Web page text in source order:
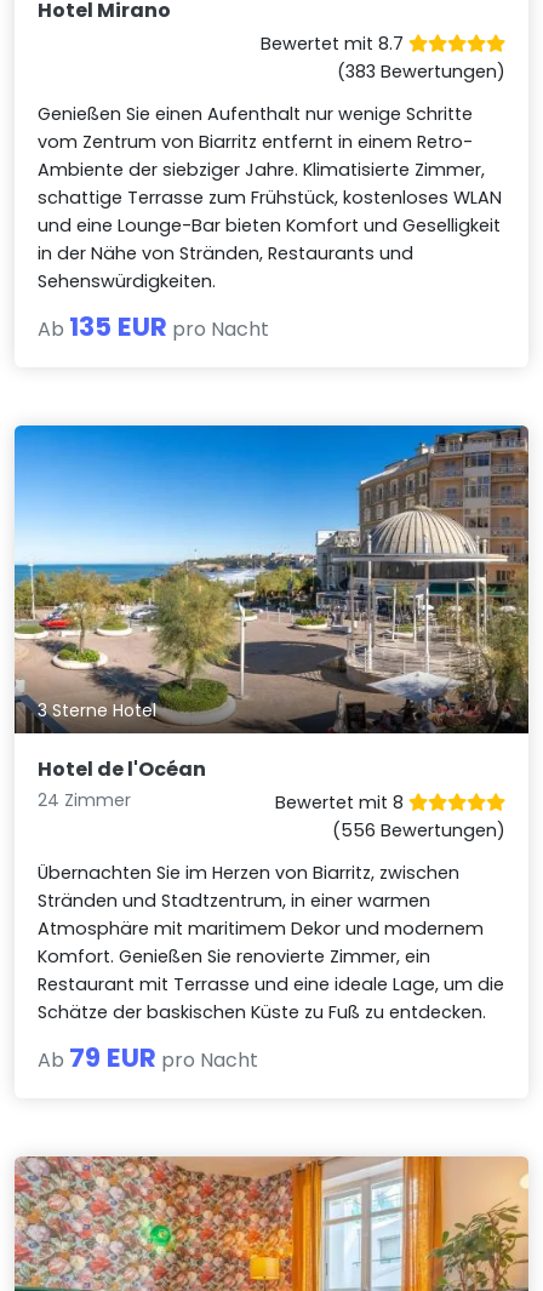
Hotel Mirano
Bewertet mit 8.7
(383 Bewertungen)
Genießen Sie einen Aufenthalt nur wenige Schritte
vom Zentrum von Biarritz entfernt in einem Retro-
Ambiente der siebziger Jahre. Klimatisierte Zimmer,
schattige Terrasse zum Frühstück, kostenloses WLAN
und eine Lounge-Bar bieten Komfort und Geselligkeit
in der Nähe von Stränden, Restaurants und
Sehenswürdigkeiten.
Ab 135 EUR pro Nacht
3 Sterne Hotel
Hotel de l'Océan
24 Zimmer
Bewertet mit 8
(556 Bewertungen)
Übernachten Sie im Herzen von Biarritz, zwischen
Stränden und Stadtzentrum, in einer warmen
Atmosphäre mit maritimem Dekor und modernem
Komfort. Genießen Sie renovierte Zimmer, ein
Restaurant mit Terrasse und eine ideale Lage, um die
Schätze der baskischen Küste zu Fuß zu entdecken.
Ab 79 EUR pro Nacht